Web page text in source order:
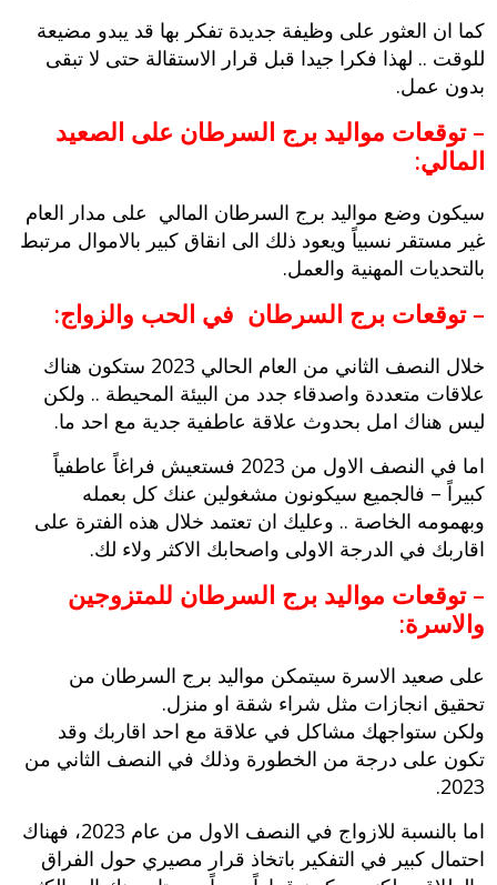
كما ان العثور على وظيفة جديدة تفكر بها قد يبدو مضيعة
للوقت .. لهذا فكرا جيدا قبل قرار الاستقالة حتى لا تبقى
بدون عمل.
– توقعات مواليد برج السرطان على الصعيد
المالي:
سيكون وضع مواليد برج السرطان المالي على مدار العام
غير مستقر نسبياً ويعود ذلك الى انقاق كبير بالاموال مرتبط
بالتحديات المهنية والعمل.
– توقعات برج السرطان في الحب والزواج:
خلال النصف الثاني من العام الحالي 2023 ستكون هناك
علاقات متعددة واصدقاء جدد من البيئة المحيطة .. ولكن
ليس هناك امل بحدوث علاقة عاطفية جدية مع احد ما.
اما في النصف الاول من 2023 فستعيش فراغاً عاطفياً
كبيراً – فالجميع سيكونون مشغولين عنك كل بعمله
وبهمومه الخاصة .. وعليك ان تعتمد خلال هذه الفترة على
اقاربك في الدرجة الاولى واصحابك الاكثر ولاء لك.
– توقعات مواليد برج السرطان للمتزوجين
والاسرة:
على صعيد الاسرة سيتمكن مواليد برج السرطان من
تحقيق انجازات مثل شراء شقة او منزل.
ولكن ستواجهك مشاكل في علاقة مع احد اقاربك وقد
تكون على درجة من الخطورة وذلك في النصف الثاني من
2023.
اما بالنسبة للازواج في النصف الاول من عام 2023، فهناك
احتمال كبير في التفكير باتخاذ قرار مصيري حول الفراق